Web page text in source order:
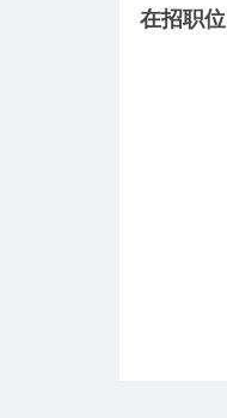
在招职位